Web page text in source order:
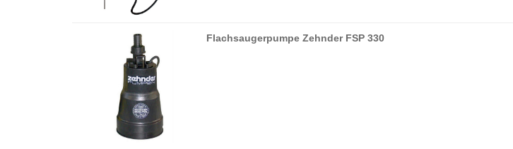
Flachsaugerpumpe Zehnder FSP 330